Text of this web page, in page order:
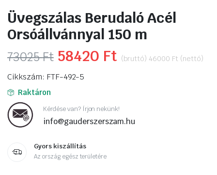
Üvegszálas Berudaló Acél
Orsóállvánnyal 150 m
73025Ft Original
price
73025 Ft.
58420 Ft Current
58420 Ft.
(bruttó)46000 Ft (nettó)
Cikkszám: FTF-492-5
Raktáron
Kérdése van? Írjon nekünk!
info@gauderszerszam.hu
Gyors kiszállítás
Az ország egész területére